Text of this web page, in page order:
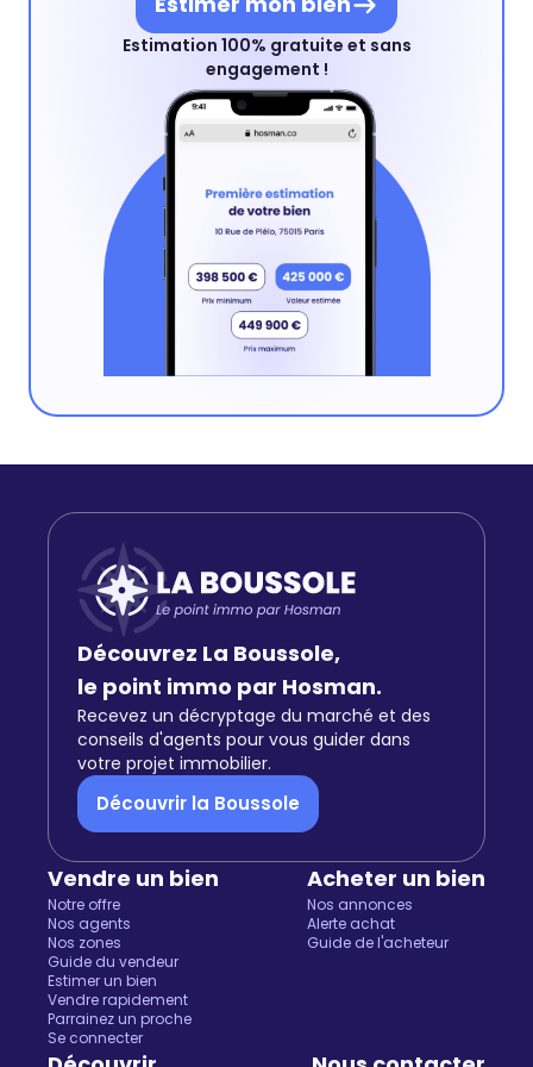
Estimation 100% gratuite et sans
engagement !
Découvrez La Boussole,
le point immo par Hosman.
Recevez un décryptage du marché et des
conseils d'agents pour vous guider dans
votre projet immobilier.
Découvrir la Boussole
Vendre un bien
Notre offre
Nos agents
Nos zones
Guide du vendeur
Estimer un bien
Vendre rapidement
Parrainez un proche
Se connecter
Acheter un bien
Nos annonces
Alerte achat
Guide de l'acheteur